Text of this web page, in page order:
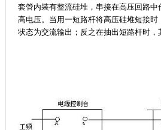
套管内装有整流硅堆，串接在高压回路
高电压。当用一短路杆将高压硅堆短接
状态为交流输出；反之在抽出短路杆时，